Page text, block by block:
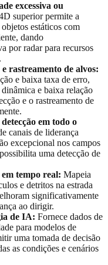
excessiva ou
superior permite a
estáticos com
dando
por radar para recursos
rastreamento de alvos:
e baixa taxa de erro,
e baixa relação
e o rastreamento de
em todo o
canais de liderança
excepcional nos campos
uma detecção de
tempo real: Mapeia
e detritos na estrada
significativamente
ao dirigir.
de IA: Fornece dados de
para modelos de
uma tomada de decisão
as condições e cenários